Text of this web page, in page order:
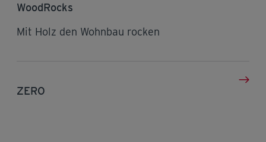
WoodRocks
Mit Holz den Wohnbau rocken
ZERO